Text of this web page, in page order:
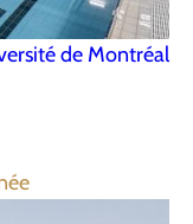
de Montréal